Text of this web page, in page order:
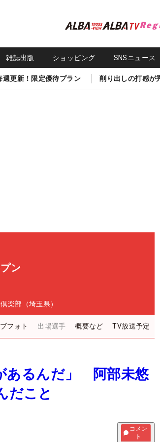
雑誌出版 ショッピング SNSニュース
週更新！限定優待プラン 削り出しの打感が
ン
楽部（埼玉県）
フォト 出場選手 概要など TV放送予定
あるんだ」 阿部未悠
だこと
コメン
ト